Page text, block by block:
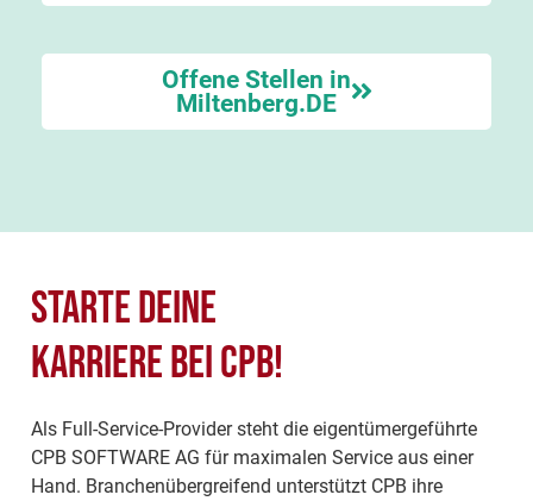
Offene Stellen in
Miltenberg.DE
Starte deine
Karriere bei CPB!
Als Full-Service-Provider steht die eigentümergeführte
CPB SOFTWARE AG für maximalen Service aus einer
Hand. Branchenübergreifend unterstützt CPB ihre